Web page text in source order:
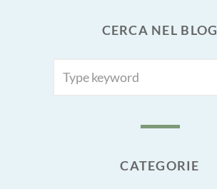
CERCA NEL BLOG
FOR:
CATEGORIE